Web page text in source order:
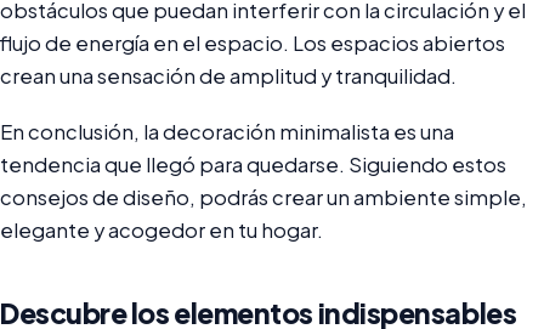
obstáculos que puedan interferir con la circulación y el
flujo de energía en el espacio. Los espacios abiertos
crean una sensación de amplitud y tranquilidad.
En conclusión, la decoración minimalista es una
tendencia que llegó para quedarse. Siguiendo estos
consejos de diseño, podrás crear un ambiente simple,
elegante y acogedor en tu hogar.
Descubre los elementos indispensables